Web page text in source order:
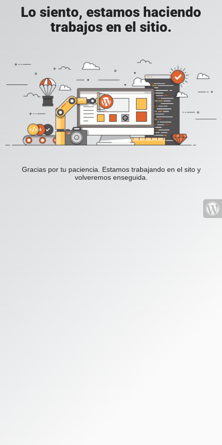
Lo siento, estamos haciendo
trabajos en el sitio.
Gracias por tu paciencia. Estamos trabajando en el sito y
volveremos enseguida.